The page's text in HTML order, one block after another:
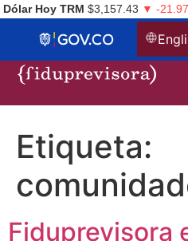
Dólar Hoy TRM $3,157.43 ▼ -21.97
Etiqueta:
Fiduprevisora